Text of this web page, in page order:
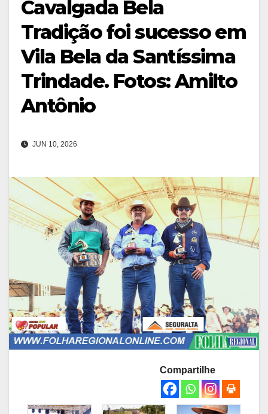
Cavalgada Bela
Tradição foi sucesso em
Vila Bela da Santíssima
Trindade. Fotos: Amilto
Antônio
JUN 10, 2026
Compartilhe